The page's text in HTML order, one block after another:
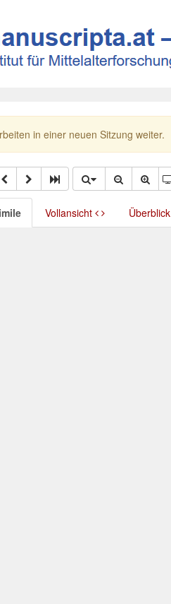
in einer neuen Sitzung weiter.
Vollansicht Überblick